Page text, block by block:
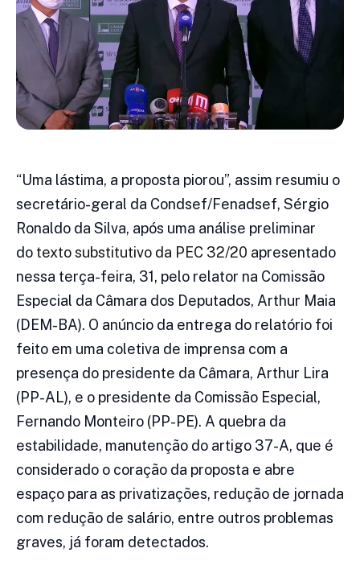
“Uma lástima, a proposta piorou”, assim resumiu o
secretário-geral da Condsef/Fenadsef, Sérgio
Ronaldo da Silva, após uma análise preliminar
do texto substitutivo da PEC 32/20 apresentado
nessa terça-feira, 31, pelo relator na Comissão
Especial da Câmara dos Deputados, Arthur Maia
(DEM-BA). O anúncio da entrega do relatório foi
feito em uma coletiva de imprensa com a
presença do presidente da Câmara, Arthur Lira
(PP-AL), e o presidente da Comissão Especial,
Fernando Monteiro (PP-PE). A quebra da
estabilidade, manutenção do artigo 37-A, que é
considerado o coração da proposta e abre
espaço para as privatizações, redução de jornada
com redução de salário, entre outros problemas
graves, já foram detectados.